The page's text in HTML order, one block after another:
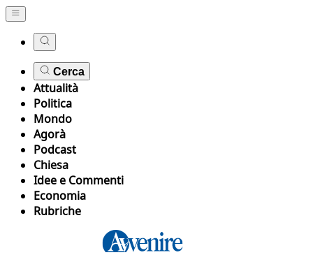
Cerca
Attualità
Politica
Mondo
Agorà
Podcast
Chiesa
Idee e Commenti
Economia
Rubriche